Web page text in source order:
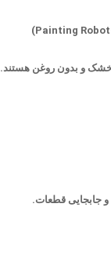
خشک و بدون روغن هستند.
جابجایی قطعات.